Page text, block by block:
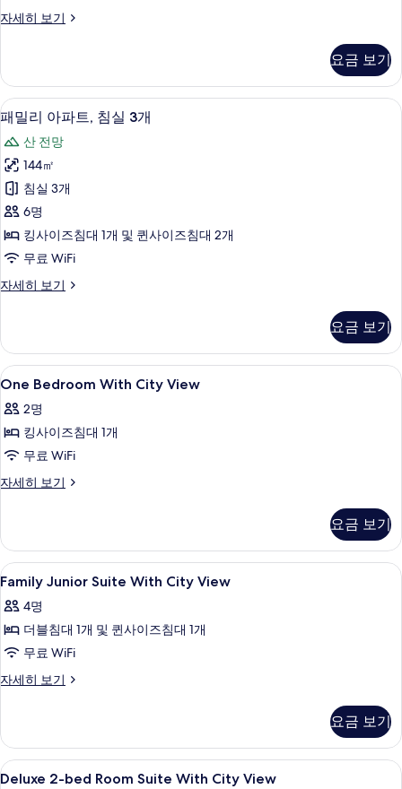
2
사
진
모
두
보
기
자세히 보기
디
파
트,
침
실
2
개
자
세
히
보
기
요금 보기
패
밀
리
아
파
트,
침
3
사
진
모
두
보
기
패밀리 아파트, 침실 3개 | 이집트산
31
패밀리 아파트, 침실 3개
산 전망
144㎡
침실 3개
6명
킹사이즈침대 1개 및 퀸사이즈침대 2개
무료 WiFi
자세히 보기
패
파
트,
침
3
개
세
히
보
요금 보기
One
Bedroom
With
City
View
사
두
보
기
이집트산 면 시트, 고급 침구, 오리/거
13
One Bedroom With City View
2명
킹사이즈침대 1개
무료 WiFi
자세히 보기
One
View
자
세
보
기
요금 보기
Family
Junior
Suite
With
City
View
모
두
이집트산 면 시트, 고급 침구, 오리/거
11
Family Junior Suite With City View
4명
더블침대 1개 및 퀸사이즈침대 1개
무료 WiFi
자세히 보기
Family
City
View
자
요금 보기
Deluxe
이집트산 면 시트, 고급 침구, 오리/거
20
Deluxe 2-bed Room Suite With City View